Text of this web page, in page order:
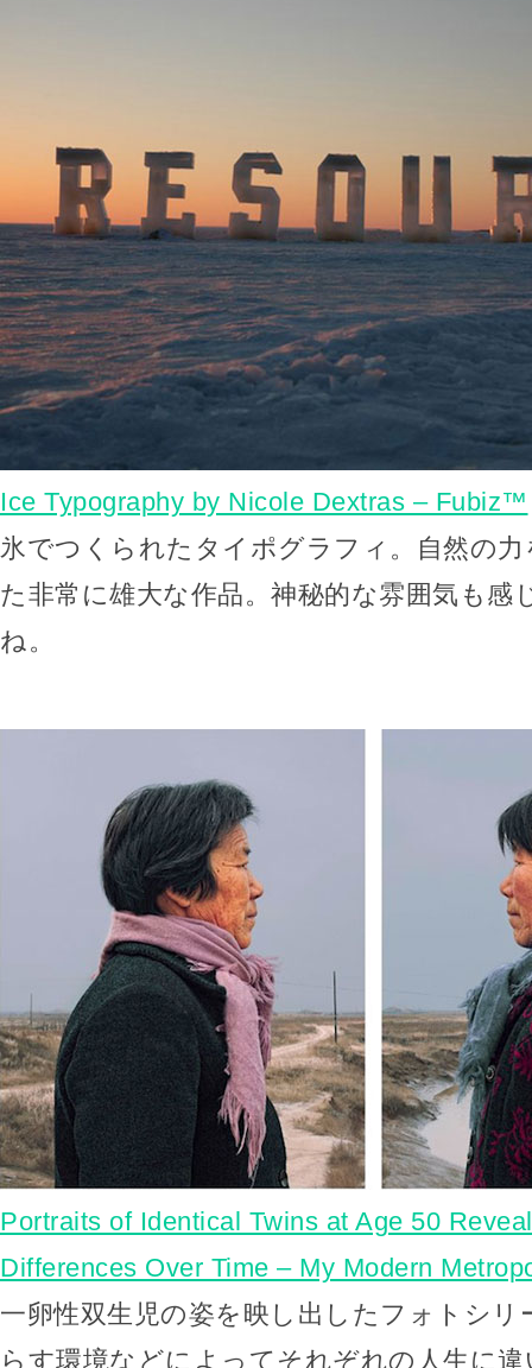
Ice Typography by Nicole Dextras – Fubiz™
氷でつくられたタイポグラフィ。自然の
た非常に雄大な作品。神秘的な雰囲気も感
ね。
Portraits of Identical Twins at Age 50
Differences Over Time – My Modern
一卵性双生児の姿を映し出したフォトシリ
らす環境などによってそれぞれの人生に